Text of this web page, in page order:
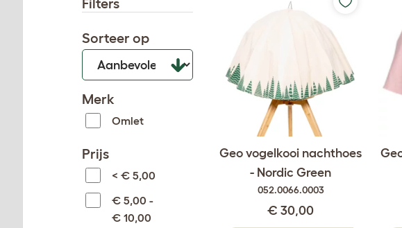
Filters
Sorteer op
Merk
Omlet
Prijs
< € 5,00
€ 5,00 -
€ 10,00
Geo vogelkooi nachthoes
- Nordic Green
052.0066.0003
€ 30,00